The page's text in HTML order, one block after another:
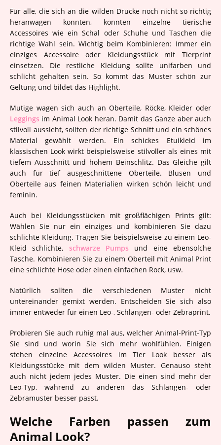
Für alle, die sich an die wilden Drucke noch nicht so richtig
heranwagen konnten, könnten einzelne tierische
Accessoires wie ein Schal oder Schuhe und Taschen die
richtige Wahl sein. Wichtig beim Kombinieren: Immer ein
einziges Accessoire oder Kleidungsstück mit Tierprint
einsetzen. Die restliche Kleidung sollte unifarben und
schlicht gehalten sein. So kommt das Muster schön zur
Geltung und bildet das Highlight.
Mutige wagen sich auch an Oberteile, Röcke, Kleider oder
Leggings im Animal Look heran. Damit das Ganze aber auch
stilvoll aussieht, sollten der richtige Schnitt und ein schönes
Material gewählt werden. Ein schickes Etuikleid im
klassischen Look wirkt beispielsweise stilvoller als eines mit
tiefem Ausschnitt und hohem Beinschlitz. Das Gleiche gilt
auch für tief ausgeschnittene Oberteile. Blusen und
Oberteile aus feinen Materialien wirken schön leicht und
feminin.
Auch bei Kleidungsstücken mit großflächigen Prints gilt:
Wählen Sie nur ein einziges und kombinieren Sie dazu
schlichte Kleidung. Tragen Sie beispielsweise zu einem Leo-
Kleid schlichte, schwarze Pumps und eine ebensolche
Tasche. Kombinieren Sie zu einem Oberteil mit Animal Print
eine schlichte Hose oder einen einfachen Rock, usw.
Natürlich sollten die verschiedenen Muster nicht
untereinander gemixt werden. Entscheiden Sie sich also
immer entweder für einen Leo-, Schlangen- oder Zebraprint.
Probieren Sie auch ruhig mal aus, welcher Animal-Print-Typ
Sie sind und worin Sie sich mehr wohlfühlen. Einigen
stehen einzelne Accessoires im Tier Look besser als
Kleidungsstücke mit dem wilden Muster. Genauso steht
auch nicht jedem jedes Muster. Die einen sind mehr der
Leo-Typ, während zu anderen das Schlangen- oder
Zebramuster besser passt.
Welche Farben passen zum
Animal Look?